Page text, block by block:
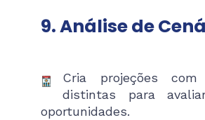
9. Análise de
Cria projeções com
distintas para
oportunidades.